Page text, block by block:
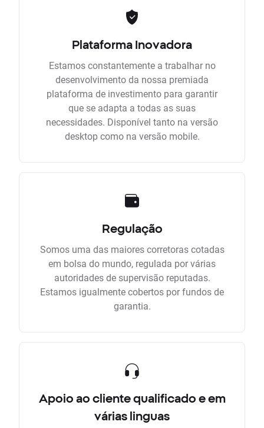
Plataforma Inovadora
Estamos constantemente a trabalhar no
desenvolvimento da nossa premiada
plataforma de investimento para garantir
que se adapta a todas as suas
necessidades. Disponível tanto na versão
desktop como na versão mobile.
Regulação
Somos uma das maiores corretoras cotadas
em bolsa do mundo, regulada por várias
autoridades de supervisão reputadas.
Estamos igualmente cobertos por fundos de
garantia.
Apoio ao cliente qualificado e em
várias linguas